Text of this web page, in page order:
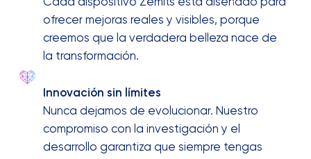
Obtienes acceso a una plataforma educativa
que combina formación, marketing, certificación y
soporte profesional,ayudándote a lanzar nuevos
tratamientos más rápido y a hacer crecer tu
negocio con confianza